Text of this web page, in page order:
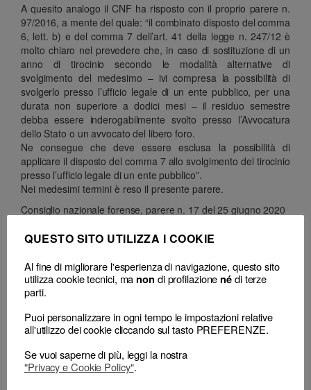
A quesito analogo il CNF ha risposto con il proprio parere n.
97/2016, a mente del quale: “il combinato disposto del comma
6, lett. b) e del comma 7 dell’art. 41 della legge n. 247/12 è
molto chiaro nel prevedere che, in caso di sostituzione di un
anno di tirocinio secondo le modalità alternative di
svolgimento del medesimo – ivi compresa la possibilità di
svolgerlo presso l’ufficio legale di un ente pubblico, per una
durata non superiore a dodici mesi – il residuo semestre
debba essere inderogabilmente svolto presso l’Avvocatura
dello Stato o un avvocato del libero foro.
Ne consegue che deve essere esclusa la possibilità di
applicare il disposto del comma 7 allo svolgimento del tirocinio
presso l’ufficio legale di un ente pubblico”.
Nei medesimi termini è reso il presente parere.
Consiglio nazionale forense, parere n. 17 del 25 giugno 2020
Classificazione
2020
– Consiglio territoriale:COA Piacenza, delibera (quesito)
QUESTO SITO UTILIZZA I COOKIE
Al fine di migliorare l'esperienza di navigazione, questo sito
utilizza cookie tecnici, ma non di profilazione nédi terze
parti.
Puoi personalizzare in ogni tempo le impostazioni relative
all'utilizzo dei cookie cliccando sul tasto PREFERENZE.
Se vuoi saperne di più, leggi la nostra
"Privacy e Cookie Policy".